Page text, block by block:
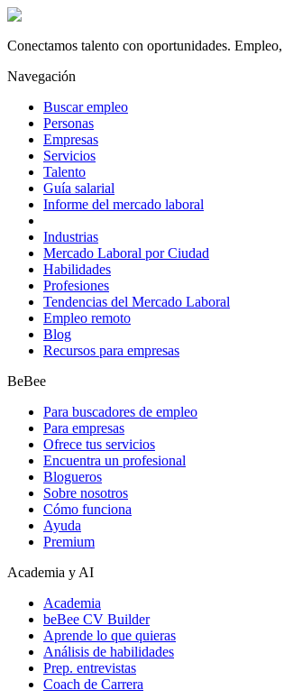
Conectamos talento con oportunidades.
Navegación
Buscar empleo
Personas
Empresas
Servicios
Talento
Guía salarial
Informe del mercado laboral
Industrias
Mercado Laboral por Ciudad
Habilidades
Profesiones
Tendencias del Mercado Laboral
Empleo remoto
Blog
Recursos para empresas
BeBee
Para buscadores de empleo
Para empresas
Ofrece tus servicios
Encuentra un profesional
Blogueros
Sobre nosotros
Cómo funciona
Ayuda
Premium
Academia y AI
Academia
beBee CV Builder
Aprende lo que quieras
Análisis de habilidades
Prep. entrevistas
Coach de Carrera